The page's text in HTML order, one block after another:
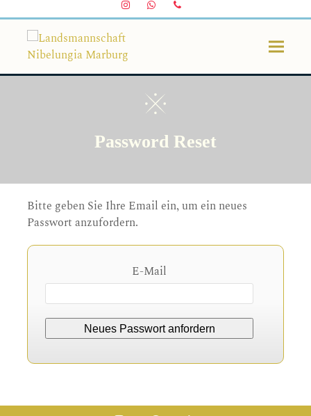
InstagramWhatsappTelefon
Password Reset
Bitte geben Sie Ihre Email ein, um ein neues
Passwort anzufordern.
E-Mail